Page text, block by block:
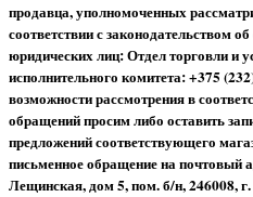
продавца, уполномоченных
соответствии с законодательством
юридических лиц: Отдел торговли и
исполнительного комитета: +375
возможности рассмотрения в
обращений просим либо оставить
предложений соответствующего
письменное обращение на
Лещинская, дом 5, пом. б/н, 246008,